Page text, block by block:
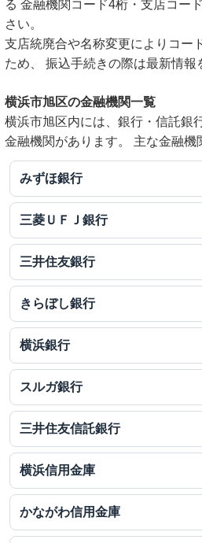
る 金融機関コード4桁・支店コー
さい。
支店統廃合や名称変更によりコー
ため、 振込手続きの際は最新情報
横浜市旭区の金融機関一覧
横浜市旭区内には、銀行・信託銀
金融機関があります。 主な金融機
みずほ銀行
三菱ＵＦＪ銀行
三井住友銀行
きらぼし銀行
横浜銀行
スルガ銀行
三井住友信託銀行
横浜信用金庫
かながわ信用金庫